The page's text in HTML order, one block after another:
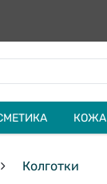
КОЖА
Колготки